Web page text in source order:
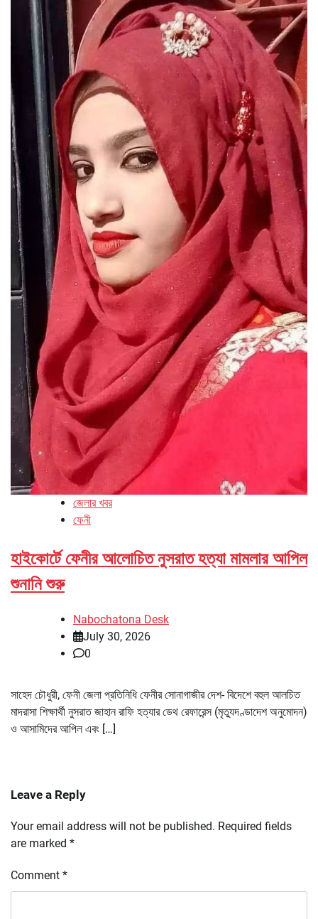
জেলার খবর
ফেনী
হাইকোর্টে ফেনীর আলোচিত নুসরাত হত্যা মামলার আপিল
শুনানি শুরু
Nabochatona Desk
July 30, 2026
0
সাহেদ চৌধুরী, ফেনী জেলা প্রতিনিধি ফেনীর সোনাগাজীর দেশ- বিদেশে বহুল আলচিত
মাদরাসা শিক্ষার্থী নুসরাত জাহান রাফি হত্যার ডেথ রেফারেন্স (মৃত্যুদণ্ডাদেশ অনুমোদন)
ও আসামিদের আপিল এবং […]
Leave a Reply
Your email address will not be published. Required fields
are marked *
Comment *